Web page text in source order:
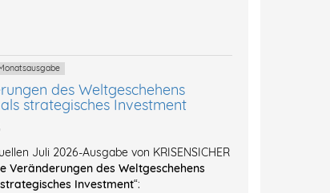
des Weltgeschehens
strategisches Investment
Juli 2026-Ausgabe von KRISENSICHER
Veränderungen des Weltgeschehens
Investment“: